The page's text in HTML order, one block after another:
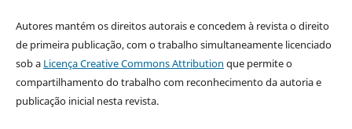
Autores mantém os direitos autorais e concedem à revista o direito
de primeira publicação, com o trabalho simultaneamente licenciado
sob a Licença Creative Commons Attribution que permite o
compartilhamento do trabalho com reconhecimento da autoria e
publicação inicial nesta revista.